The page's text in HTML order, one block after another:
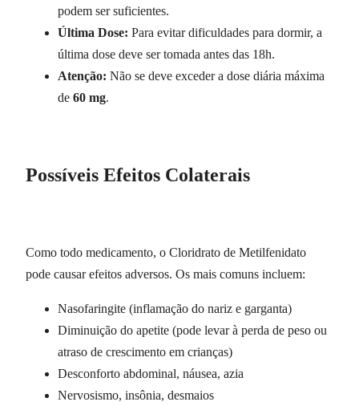
podem ser suficientes.
Última Dose: Para evitar dificuldades para dormir, a
última dose deve ser tomada antes das 18h.
Atenção: Não se deve exceder a dose diária máxima
de 60 mg.
Possíveis Efeitos Colaterais
Como todo medicamento, o Cloridrato de Metilfenidato
pode causar efeitos adversos. Os mais comuns incluem:
Nasofaringite (inflamação do nariz e garganta)
Diminuição do apetite (pode levar à perda de peso ou
atraso de crescimento em crianças)
Desconforto abdominal, náusea, azia
Nervosismo, insônia, desmaios